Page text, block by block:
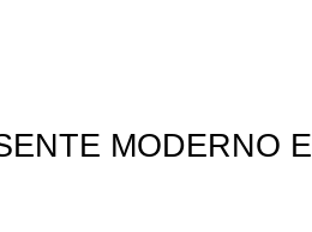
MODERNO E